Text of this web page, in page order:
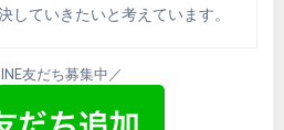
していきたいと考えています。
友だち募集中／